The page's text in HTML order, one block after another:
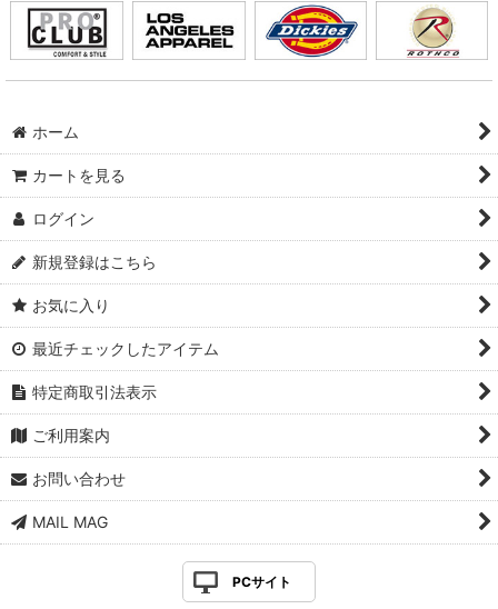
ホーム
カートを見る
ログイン
新規登録はこちら
お気に入り
最近チェックしたアイテム
特定商取引法表示
ご利用案内
お問い合わせ
MAIL MAG
PCサイト